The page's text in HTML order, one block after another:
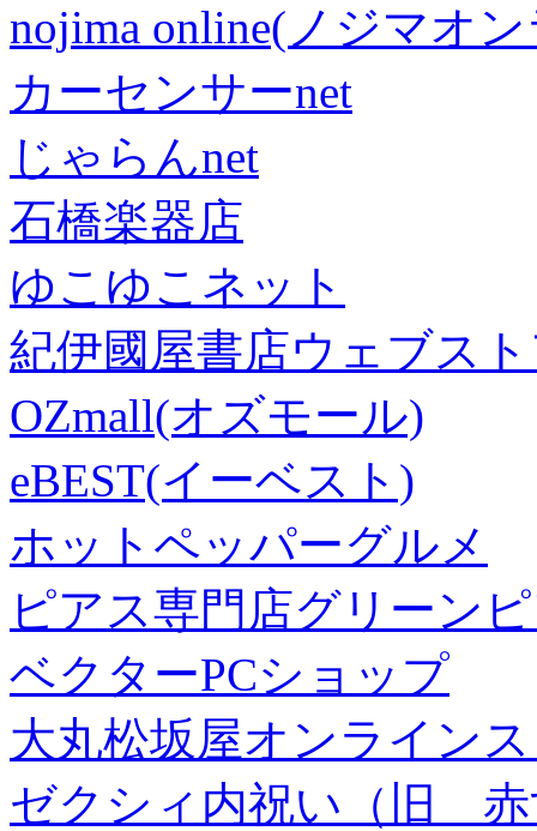
nojima online(ノジマオ
カーセンサーnet
じゃらんnet
石橋楽器店
ゆこゆこネット
紀伊國屋書店ウェブス
OZmall(オズモール)
eBEST(イーベスト)
ホットペッパーグルメ
ピアス専門店グリーン
ベクターPCショップ
大丸松坂屋オンライン
ゼクシィ内祝い（旧 赤